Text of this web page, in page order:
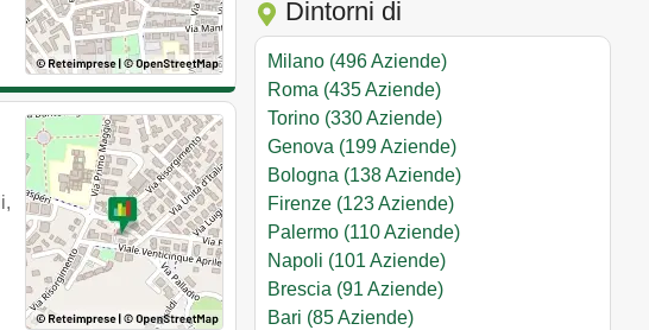
Dintorni di
Milano (496 Aziende)
Roma (435 Aziende)
Torino (330 Aziende)
Genova (199 Aziende)
Bologna (138 Aziende)
Firenze (123 Aziende)
Palermo (110 Aziende)
Napoli (101 Aziende)
Brescia (91 Aziende)
Bari (85 Aziende)